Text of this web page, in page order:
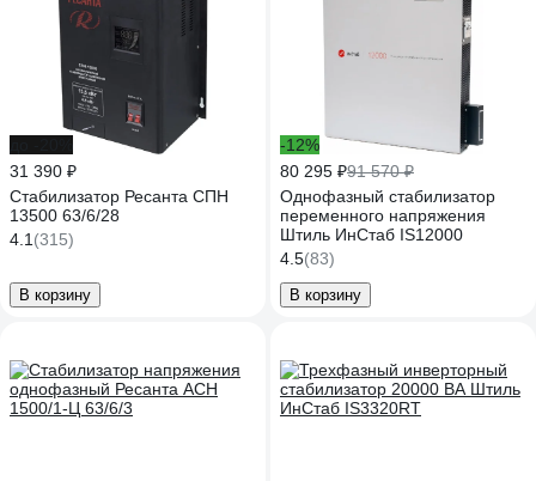
31 390 ₽
Стабилизатор Ресанта СПН
13500 63/6/28
4.1 (315)
В корзину
-12%
80 295 ₽91 570 ₽
Однофазный стабилизатор
переменного напряжения
Штиль ИнСтаб IS12000
4.5(83)
В корзину